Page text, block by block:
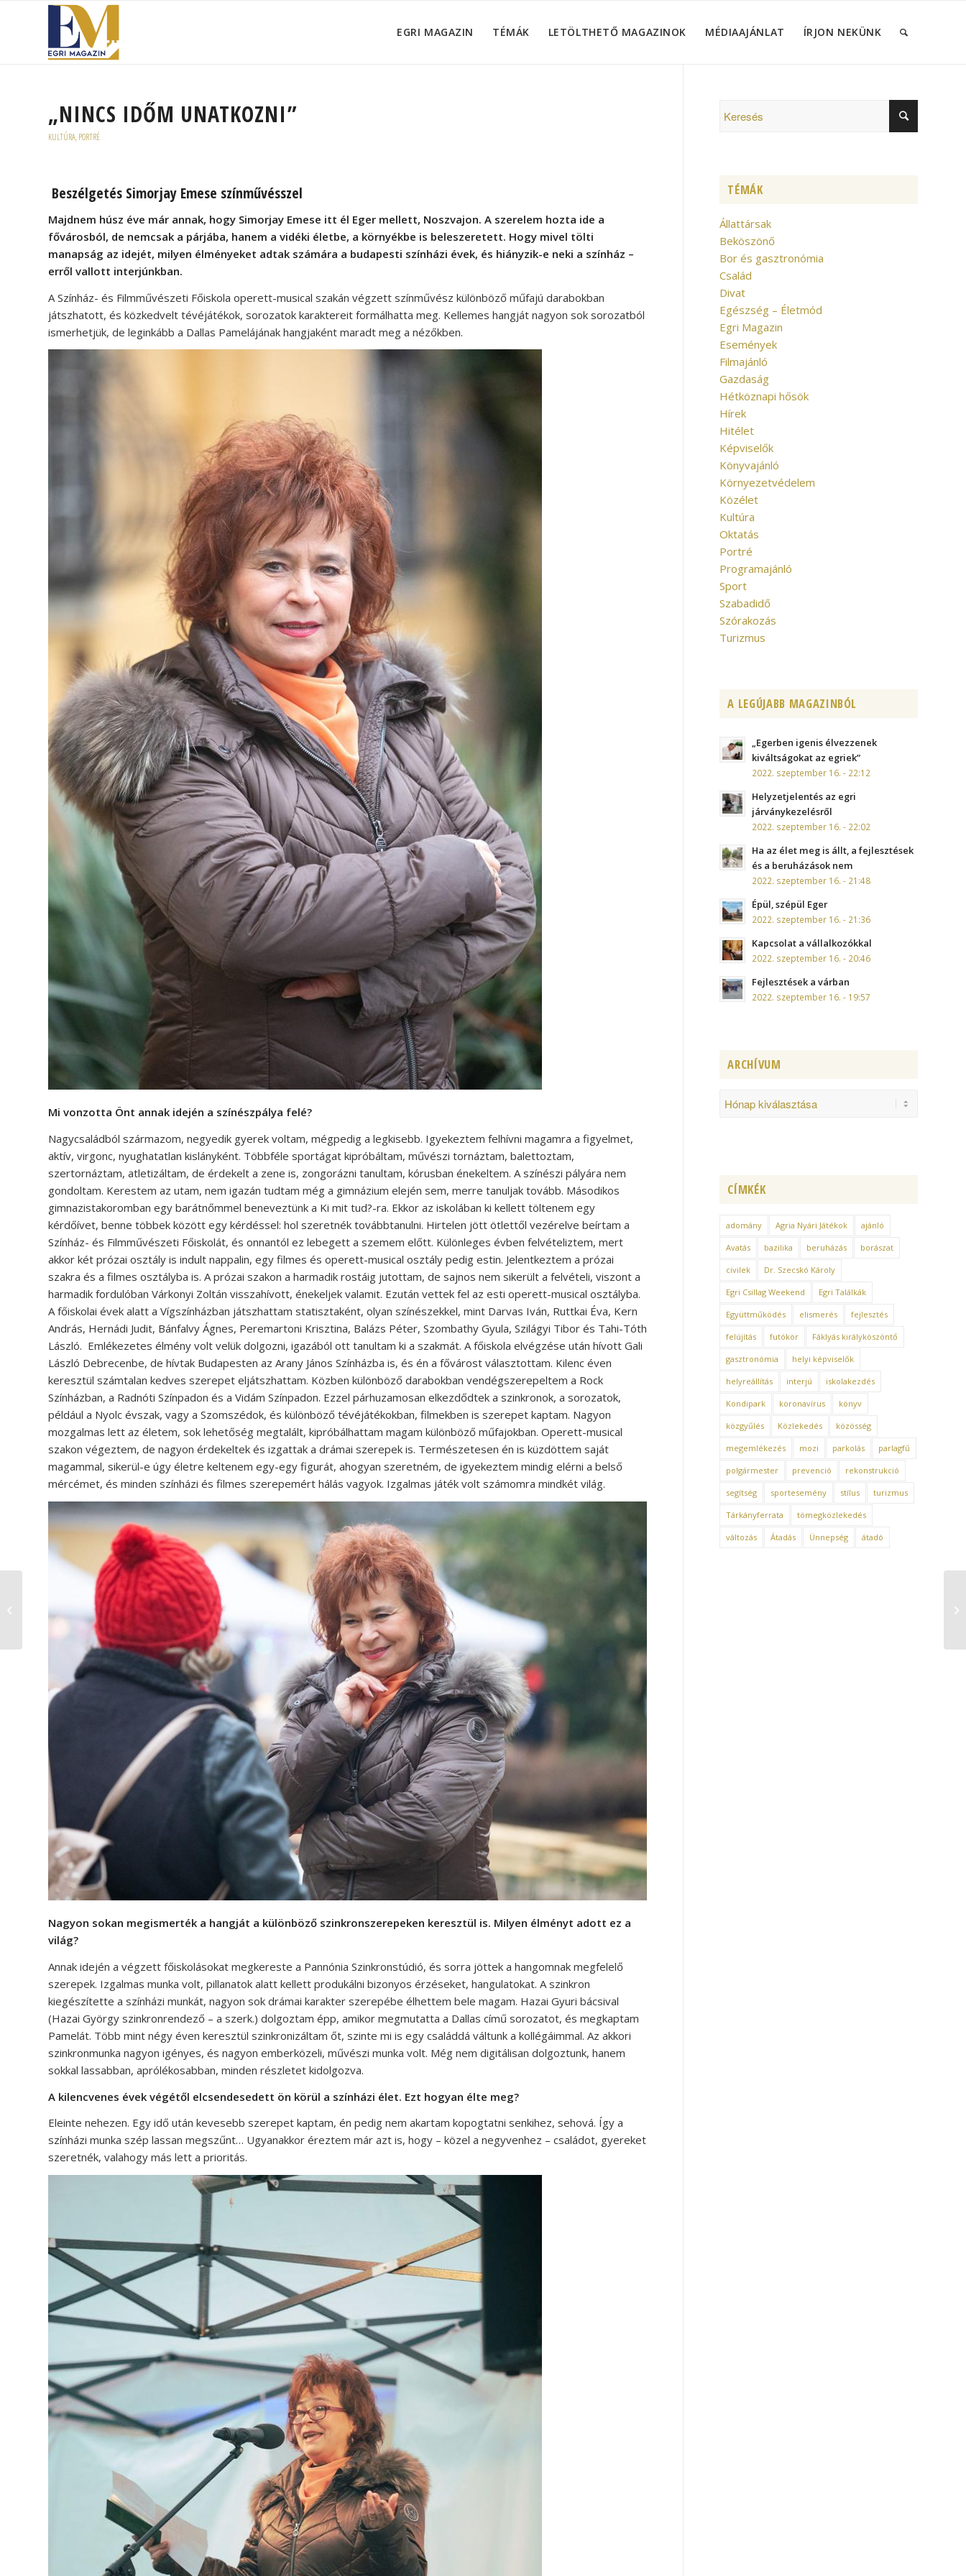
EGRI MAGAZIN TÉMÁK LETÖLTHETŐ MAGAZINOK MÉDIAAJÁNLAT ÍRJON NEKÜNK
„NINCS IDŐM UNATKOZNI”
KULTÚRA,PORTRÉ
Beszélgetés Simorjay Emese színművésszel
Majdnem húsz éve már annak, hogy Simorjay Emese itt él Eger mellett, Noszvajon. A szerelem hozta ide a
fővárosból, de nemcsak a párjába, hanem a vidéki életbe, a környékbe is beleszeretett. Hogy mivel tölti
manapság az idejét, milyen élményeket adtak számára a budapesti színházi évek, és hiányzik-e neki a színház –
erről vallott interjúnkban.
A Színház- és Filmművészeti Főiskola operett-musical szakán végzett színművész különböző műfajú darabokban
játszhatott, és közkedvelt tévéjátékok, sorozatok karaktereit formálhatta meg. Kellemes hangját nagyon sok sorozatból
ismerhetjük, de leginkább a Dallas Pamelájának hangjaként maradt meg a nézőkben.
Mi vonzotta Önt annak idején a színészpálya felé?
Nagycsaládból származom, negyedik gyerek voltam, mégpedig a legkisebb. Igyekeztem felhívni magamra a figyelmet,
aktív, virgonc, nyughatatlan kislányként. Többféle sportágat kipróbáltam, művészi tornáztam, balettoztam,
szertornáztam, atletizáltam, de érdekelt a zene is, zongorázni tanultam, kórusban énekeltem. A színészi pályára nem
gondoltam. Kerestem az utam, nem igazán tudtam még a gimnázium elején sem, merre tanuljak tovább. Másodikos
gimnazistakoromban egy barátnőmmel beneveztünk a Ki mit tud?-ra. Ekkor az iskolában ki kellett töltenem egy
kérdőívet, benne többek között egy kérdéssel: hol szeretnék továbbtanulni. Hirtelen jött ötlettől vezérelve beírtam a
Színház- és Filmművészeti Főiskolát, és onnantól ez lebegett a szemem előtt. Különleges évben felvételiztem, mert
akkor két prózai osztály is indult nappalin, egy filmes és operett-musical osztály pedig estin. Jelentkeztem a prózai
szakra és a filmes osztályba is. A prózai szakon a harmadik rostáig jutottam, de sajnos nem sikerült a felvételi, viszont a
harmadik fordulóban Várkonyi Zoltán visszahívott, énekeljek valamit. Ezután vettek fel az esti operett-musical osztályba.
A főiskolai évek alatt a Vígszínházban játszhattam statisztaként, olyan színészekkel, mint Darvas Iván, Ruttkai Éva, Kern
András, Hernádi Judit, Bánfalvy Ágnes, Peremartoni Krisztina, Balázs Péter, Szombathy Gyula, Szilágyi Tibor és Tahi-Tóth
László. Emlékezetes élmény volt velük dolgozni, igazából ott tanultam ki a szakmát. A főiskola elvégzése után hívott Gali
László Debrecenbe, de hívtak Budapesten az Arany János Színházba is, és én a fővárost választottam. Kilenc éven
keresztül számtalan kedves szerepet eljátszhattam. Közben különböző darabokban vendégszerepeltem a Rock
Színházban, a Radnóti Színpadon és a Vidám Színpadon. Ezzel párhuzamosan elkezdődtek a szinkronok, a sorozatok,
például a Nyolc évszak, vagy a Szomszédok, és különböző tévéjátékokban, filmekben is szerepet kaptam. Nagyon
mozgalmas lett az életem, sok lehetőség megtalált, kipróbálhattam magam különböző műfajokban. Operett-musical
szakon végeztem, de nagyon érdekeltek és izgattak a drámai szerepek is. Természetesen én is küzdöttem saját
magammal, sikerül-e úgy életre keltenem egy-egy figurát, ahogyan szeretném, de igyekeztem mindig elérni a belső
mércémet, és minden színházi és filmes szerepemért hálás vagyok. Izgalmas játék volt számomra mindkét világ.
Nagyon sokan megismerték a hangját a különböző szinkronszerepeken keresztül is. Milyen élményt adott ez a
világ?
Annak idején a végzett főiskolásokat megkereste a Pannónia Szinkronstúdió, és sorra jöttek a hangomnak megfelelő
szerepek. Izgalmas munka volt, pillanatok alatt kellett produkálni bizonyos érzéseket, hangulatokat. A szinkron
kiegészítette a színházi munkát, nagyon sok drámai karakter szerepébe élhettem bele magam. Hazai Gyuri bácsival
(Hazai György szinkronrendező – a szerk.) dolgoztam épp, amikor megmutatta a Dallas című sorozatot, és megkaptam
Pamelát. Több mint négy éven keresztül szinkronizáltam őt, szinte mi is egy családdá váltunk a kollégáimmal. Az akkori
szinkronmunka nagyon igényes, és nagyon emberközeli, művészi munka volt. Még nem digitálisan dolgoztunk, hanem
sokkal lassabban, aprólékosabban, minden részletet kidolgozva.
A kilencvenes évek végétől elcsendesedett ön körül a színházi élet. Ezt hogyan élte meg?
Eleinte nehezen. Egy idő után kevesebb szerepet kaptam, én pedig nem akartam kopogtatni senkihez, sehová. Így a
színházi munka szép lassan megszűnt… Ugyanakkor éreztem már azt is, hogy – közel a negyvenhez – családot, gyereket
szeretnék, valahogy más lett a prioritás.
TÉMÁK
Állattársak
Beköszönő
Bor és gasztronómia
Család
Divat
Egészség – Életmód
Egri Magazin
Események
Filmajánló
Gazdaság
Hétköznapi hősök
Hírek
Hitélet
Képviselők
Könyvajánló
Környezetvédelem
Közélet
Kultúra
Oktatás
Portré
Programajánló
Sport
Szabadidő
Szórakozás
Turizmus
A LEGÚJABB MAGAZINBÓL
„Egerben igenis élvezzenek
kiváltságokat az egriek”
2022. szeptember 16. - 22:12
Helyzetjelentés az egri
járványkezelésről
2022. szeptember 16. - 22:02
Ha az élet meg is állt, a fejlesztések
és a beruházások nem
2022. szeptember 16. - 21:48
Épül, szépül Eger
2022. szeptember 16. - 21:36
Kapcsolat a vállalkozókkal
2022. szeptember 16. - 20:46
Fejlesztések a várban
2022. szeptember 16. - 19:57
ARCHÍVUM
CÍMKÉK
adomány Agria Nyári Játékok ajánló
Avatás bazilika beruházás borászat
civilek Dr. Szecskó Károly
Egri Csillag Weekend Egri Találkák
Együttműködés elismerés fejlesztés
felújítás futókör Fáklyás királyköszöntő
gasztronómia helyi képviselők
helyreállítás interjú iskolakezdés
Kondipark koronavírus könyv
közgyűlés Közlekedés közösség
megemlékezés mozi parkolás parlagfű
polgármester prevenció rekonstrukció
segítség sportesemény stílus turizmus
Tárkányferrata tömegközlekedés
változás Átadás Ünnepség átadó
emberileg is remek
gárda a miénk”